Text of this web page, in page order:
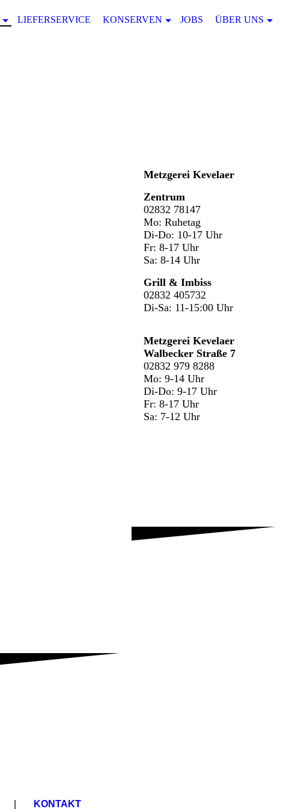
LIEFERSERVICE KONSERVEN JOBS ÜBER UNS
Metzgerei Kevelaer
Zentrum
02832 78147
Mo: Ruhetag
Di-Do: 10-17 Uhr
Fr: 8-17 Uhr
Sa: 8-14 Uhr
Grill & Imbiss
02832 405732
Di-Sa: 11-15:00 Uhr
Metzgerei Kevelaer
Walbecker Straße 7
02832 979 8288
Mo: 9-14 Uhr
Di-Do: 9-17 Uhr
Fr: 8-17 Uhr
Sa: 7-12 Uhr
KONTAKT